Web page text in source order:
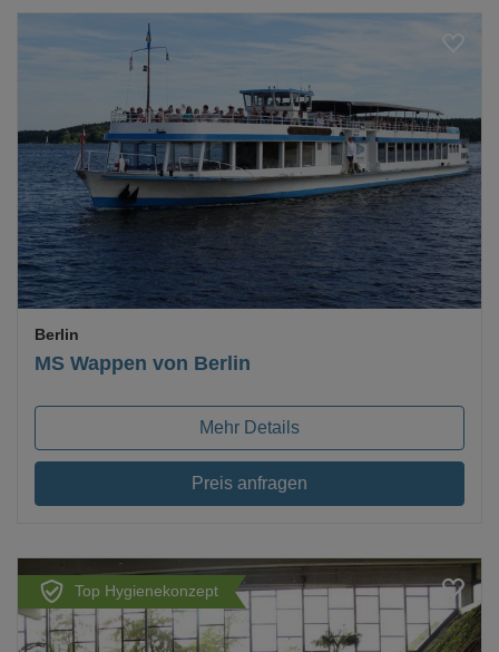
MS Wappen von Berlin
Berlin
Mehr Details
Preis anfragen
Top Hygienekonzept